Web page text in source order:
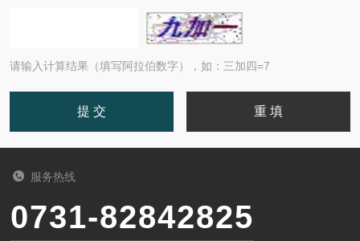
请输入计算结果（填写阿拉伯数字），如：三加四=7
服务热线
0731-82842825